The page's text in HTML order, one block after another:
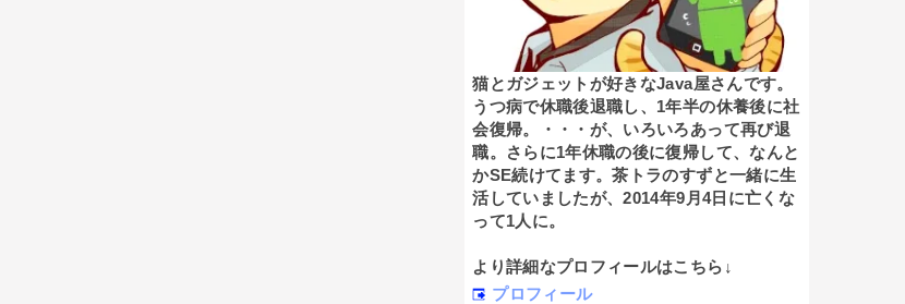
猫とガジェットが好きなJava屋さんです。
うつ病で休職後退職し、1年半の休養後に社
会復帰。・・・が、いろいろあって再び退
職。さらに1年休職の後に復帰して、なんと
かSE続けてます。茶トラのすずと一緒に生
活していましたが、2014年9月4日に亡くな
って1人に。
より詳細なプロフィールはこちら↓
プロフィール